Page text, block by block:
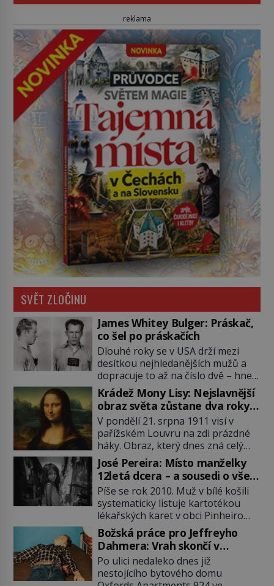
reklama
SVĚT ZLOČINU
James Whitey Bulger: Práskač,
co šel po práskačích
Dlouhé roky se v USA drží mezi
desítkou nejhledanějších mužů a
dopracuje to až na číslo dvě – hned
po Usámovi bin Ládinovi (1957–
2011). To je James „Whitey“ Bulger
(1929–2018) viněný ze spoluúčasti
na 19 vraždách, vydírání a lichvy. A
samozřejmě, krom toho je ještě
drogový dealer, který neváhá
odstranit z cesty všechny práskače,
zatímco […]
Krádež Mony Lisy: Nejslavnější
obraz světa zůstane dva roky
nezvěstný
V pondělí 21. srpna 1911 visí v
pařížském Louvru na zdi prázdné
háky. Obraz, který dnes zná celý
svět, je pryč. Zpočátku si nikdo
nemyslí, že jde o krádež.
Zaměstnanci jsou přesvědčeni, že
Mona Lisa je jen v restaurátorské
dílně nebo u fotografa. Když se
ukáže pravda, propukne jeden z
největších honů na zloděje v […]
José Pereira: Místo manželky
12letá dcera – a sousedi o všem
vědí!
Píše se rok 2010. Muž v bílé košili
systematicky listuje kartotékou
lékařských karet v obci Pinheiro
ležící asi 20 kilometrů od farmy s
podivínským majitelem. Něco tu
nesedí. Ledaže… Ledaže by ta
mladá dívka z farmy byla ne
manželkou, ale dcerou – a všechny
Božská práce pro Jeffreyho
Dahmera: Vrah skončí v
tratolišti krve ve vězeňských
umývárnách
Po ulici nedaleko dnes již
nestojícího bytového domu